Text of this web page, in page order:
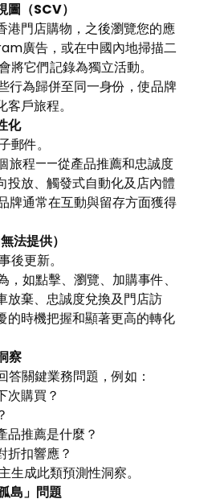
圖（SCV）
港門店購物，之後瀏覽您的應
廣告，或在中國內地掃描二
將它們記錄為獨立活動。
行為歸併至同一身份，使品牌
戶旅程。
化
郵件。
旅程——從產品推薦和忠誠度
投放、觸發式自動化及店內體
牌通常在互動與留存方面獲得
無法提供）
後更新。
，如點擊、瀏覽、加購事件、
放棄、忠誠度兌換及門店訪
的時機把握和顯著更高的轉化
察
答關鍵業務問題，例如：
次購買？
品推薦是什麼？
折扣響應？
生成此類預測性洞察。
島」問題